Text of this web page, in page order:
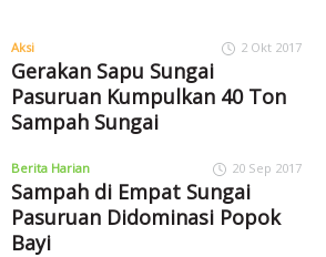
Aksi 2 Okt 2017
Gerakan Sapu Sungai
Pasuruan Kumpulkan 40 Ton
Sampah Sungai
Berita Harian 20 Sep 2017
Sampah di Empat Sungai
Pasuruan Didominasi Popok
Bayi